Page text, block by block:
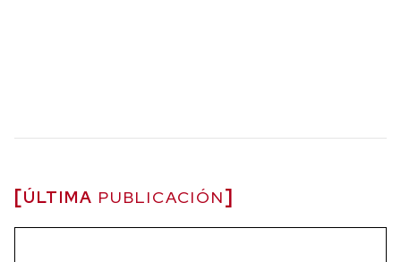
ÚLTIMA PUBLICACIÓN